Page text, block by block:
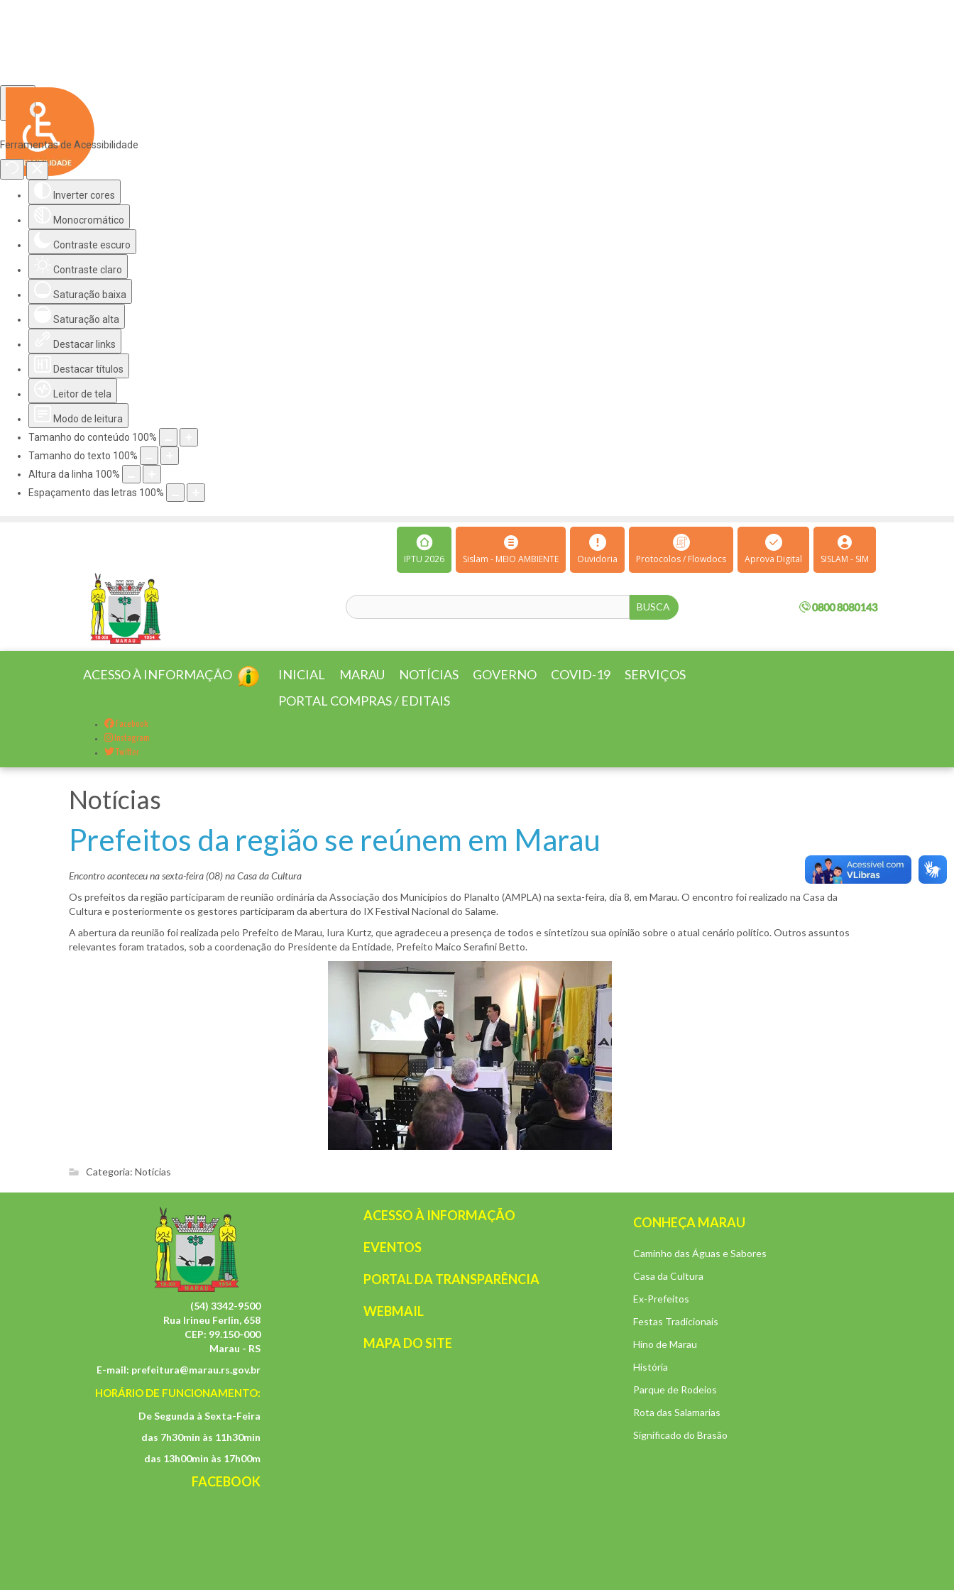
Ferramentas de Acessibilidade
Inverter cores
Monocromático
Contraste escuro
Contraste claro
Saturação baixa
Saturação alta
Destacar links
Destacar títulos
Leitor de tela
Modo de leitura
Tamanho do conteúdo 100%
Tamanho do texto 100%
Altura da linha 100%
Espaçamento das letras 100%
IPTU 2026 Sislam - MEIO AMBIENTE Ouvidoria Protocolos / Flowdocs Aprova Digital SISLAM - SIM
ACESSO À INFORMAÇÃO INICIAL MARAU NOTÍCIAS GOVERNO COVID-19
SERVIÇOS
PORTAL COMPRAS / EDITAIS
Facebook
Instagram
Twitter
Notícias
Prefeitos da região se reúnem em Marau
Encontro aconteceu na sexta-feira (08) na Casa da Cultura
Os prefeitos da região participaram de reunião ordinária da Associação dos Municípios do Planalto (AMPLA) na sexta-feira, dia 8, em Marau. O encontro foi realizado na Casa da
Cultura e posteriormente os gestores participaram da abertura do IX Festival Nacional do Salame.
A abertura da reunião foi realizada pelo Prefeito de Marau, Iura Kurtz, que agradeceu a presença de todos e sintetizou sua opinião sobre o atual cenário político. Outros assuntos
relevantes foram tratados, sob a coordenação do Presidente da Entidade, Prefeito Maico Serafini Betto.
Categoria: Notícias
(54) 3342-9500
Rua Irineu Ferlin, 658
CEP: 99.150-000
Marau - RS
E-mail: prefeitura@marau.rs.gov.br
HORÁRIO DE FUNCIONAMENTO:
De Segunda à Sexta-Feira
das 7h30min às 11h30min
das 13h00min às 17h00m
FACEBOOK
ACESSO À INFORMAÇÃO
EVENTOS
PORTAL DA TRANSPARÊNCIA
WEBMAIL
MAPA DO SITE
CONHEÇA MARAU
Caminho das Águas e Sabores
Casa da Cultura
Ex-Prefeitos
Festas Tradicionais
Hino de Marau
História
Parque de Rodeios
Rota das Salamarias
Significado do Brasão